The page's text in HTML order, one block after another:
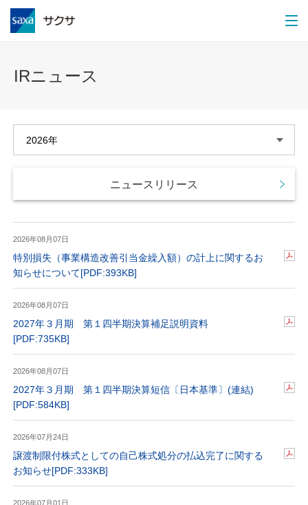
IRニュース
ニュースリリース
2026年08月07日
特別損失（事業構造改善引当金繰入額）の計上に関するお
知らせについて[PDF:393KB]
2026年08月07日
2027年３月期 第１四半期決算補足説明資料
[PDF:735KB]
2026年08月07日
2027年３月期 第１四半期決算短信〔日本基準〕(連結)
[PDF:584KB]
2026年07月24日
譲渡制限付株式としての自己株式処分の払込完了に関する
お知らせ[PDF:333KB]
2026年07月01日